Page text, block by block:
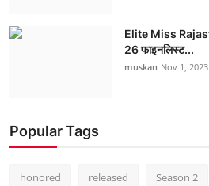
Elite Miss
26 फाइनलिस्ट...
muskan Nov 1, 2023
Popular Tags
honored released Season 2